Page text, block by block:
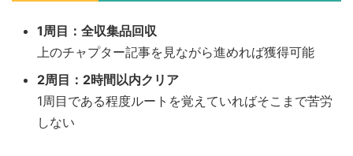
1周目：全収集品回収
上のチャプター記事を見ながら進めれば獲得可能
2周目：2時間以内クリア
1周目である程度ルートを覚えていればそこまで苦労
しない